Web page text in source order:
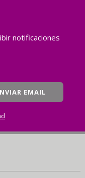
notificaciones